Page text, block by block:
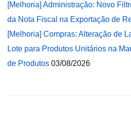
[Melhoria] Administração: Novo
da Nota Fiscal na Exportação de
[Melhoria] Compras: Alteração de
Lote para Produtos Unitários na
de Produtos 03/08/2026